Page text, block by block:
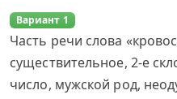
Вариант 1
Часть речи слова
существительное, 2-е
число, мужской род,